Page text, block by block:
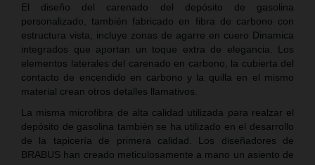
El diseño del carenado del depósito de gasolina
personalizado, también fabricado en fibra de carbono con
estructura vista, incluye zonas de agarre en cuero Dinamica
integrados que aportan un toque extra de elegancia. Los
elementos laterales del carenado en carbono, la cubierta del
contacto de encendido en carbono y la quilla en el mismo
material crean otros detalles llamativos.
La misma microfibra de alta calidad utilizada para realzar el
depósito de gasolina también se ha utilizado en el desarrollo
de la tapicería de primera calidad. Los diseñadores de
BRABUS han creado meticulosamente a mano un asiento de